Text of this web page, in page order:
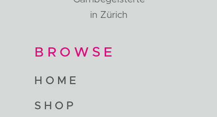
BROWSE
HOME
SHOP
in Zürich